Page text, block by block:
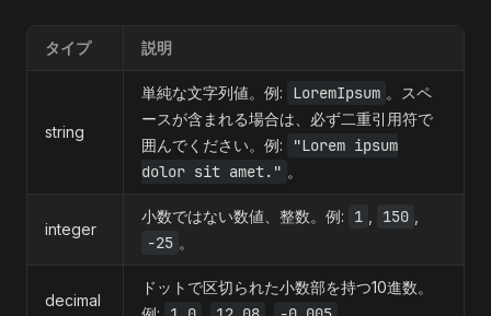
タイプ 説明
string
単純な文字列値。例: LoremIpsum 。スペ
ースが含まれる場合は、必ず二重引用符で
囲んでください。例:
"Lorem ipsum
dolor sit amet." 。
integer
小数ではない数値、整数。例: 1 150
-25 。
decimal
ドットで区切られた小数部を持つ10進数。